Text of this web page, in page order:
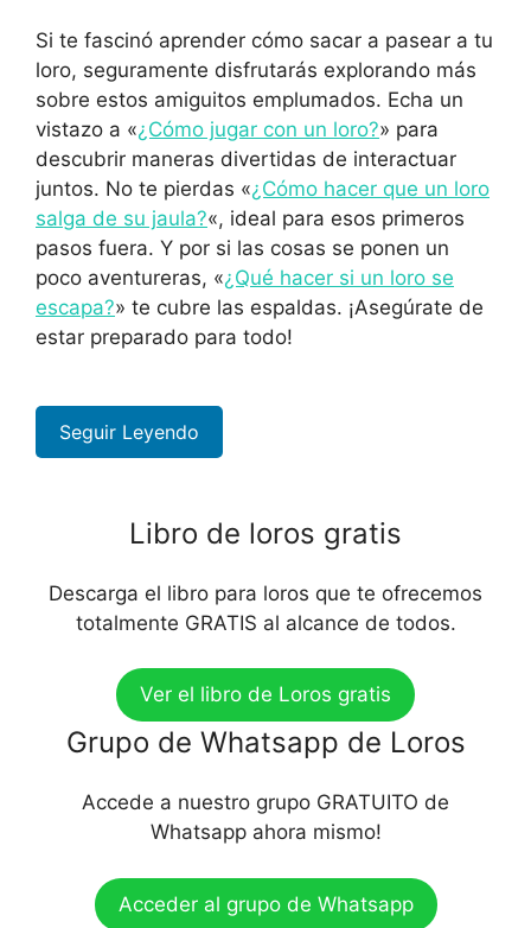
Si te fascinó aprender cómo sacar a pasear a tu
loro, seguramente disfrutarás explorando más
sobre estos amiguitos emplumados. Echa un
vistazo a «¿Cómo jugar con un loro?» para
descubrir maneras divertidas de interactuar
juntos. No te pierdas «¿Cómo hacer que un loro
salga de su jaula?«, ideal para esos primeros
pasos fuera. Y por si las cosas se ponen un
poco aventureras, «¿Qué hacer si un loro se
escapa?» te cubre las espaldas. ¡Asegúrate de
estar preparado para todo!
Seguir Leyendo
Libro de loros gratis
Descarga el libro para loros que te ofrecemos
totalmente GRATIS al alcance de todos.
Ver el libro de Loros gratis
Grupo de Whatsapp de Loros
Accede a nuestro grupo GRATUITO de
Whatsapp ahora mismo!
Acceder al grupo de Whatsapp